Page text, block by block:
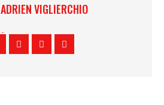
ADRIEN VIGLIERCHIO